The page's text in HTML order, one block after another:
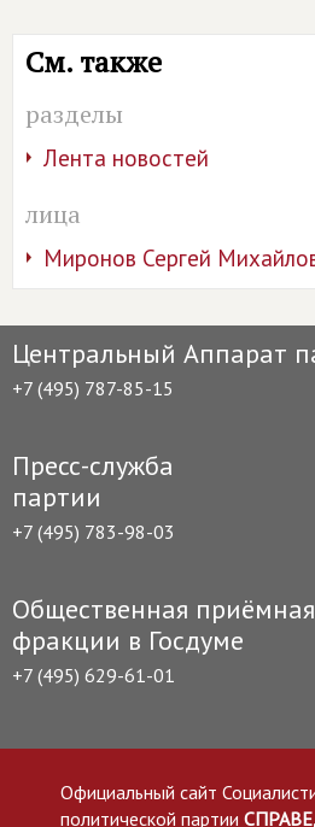
См. также
разделы
Лента новостей
лица
Миронов Сергей
Центральный Аппарат
+7 (495) 787-85-15
Пресс-служба
партии
+7 (495) 783-98-03
Общественная приёмная
фракции в Госдуме
+7 (495) 629-61-01
Официальный сайт
политической партии